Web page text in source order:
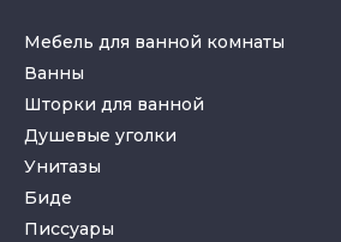
Мебель для ванной комнаты
Ванны
Шторки для ванной
Душевые уголки
Унитазы
Биде
Писсуары